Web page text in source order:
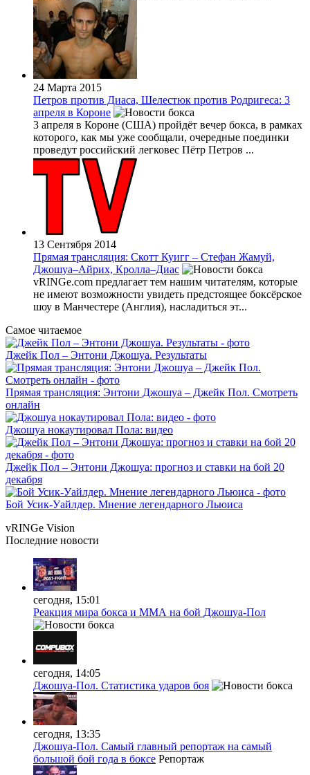
24 Марта 2015
Петров против Диаса, Шелестюк против Родригеса: 3
апреля в Короне
3 апреля в Короне (США) пройдёт вечер бокса, в рамках
которого, как мы уже сообщали, очередные поединки
проведут российский легковес Пётр Петров ...
13 Сентября 2014
Прямая трансляция: Скотт Куигг – Стефан Жамуй,
Джошуа–Айрих, Кролла–Диас
vRINGe.com предлагает тем нашим читателям, которые
не имеют возможности увидеть предстоящее боксёрское
шоу в Манчестере (Англия), насладиться эт...
Самое читаемое
Джейк Пол – Энтони Джошуа. Результаты
Прямая трансляция: Энтони Джошуа – Джейк Пол. Смотреть
онлайн
Джошуа нокаутировал Пола: видео
Джейк Пол – Энтони Джошуа: прогноз и ставки на бой 20
декабря
Бой Усик-Уайлдер. Мнение легендарного Льюиса
vRINGe Vision
Последние новости
сегодня, 15:01
Реакция мира бокса и ММА на бой Джошуа-Пол
сегодня, 14:05
Джошуа-Пол. Статистика ударов боя
сегодня, 13:35
Джошуа-Пол. Самый главный репортаж на самый
большой бой года в боксе Репортаж